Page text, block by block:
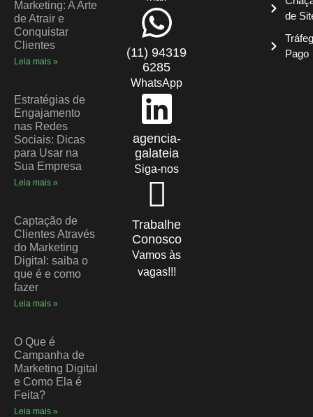
Marketing: A Arte
de Atrair e
Conquistar
Clientes
Leia mais »
Estratégias de
Engajamento
nas Redes
Sociais: Dicas
para Usar na
Sua Empresa
Leia mais »
Captação de
Clientes Através
do Marketing
Digital: saiba o
que é e como
fazer
Leia mais »
O Que é
Campanha de
Marketing Digital
e Como Ela é
Feita?
Leia mais »
(11) 94319
6285
WhatsApp
agencia-
galateia
Siga-nos
Trabalhe
Conosco
Vamos às
vagas!!!
de
Pago